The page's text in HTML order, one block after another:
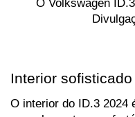
Interior
O interior do ID.3 2024